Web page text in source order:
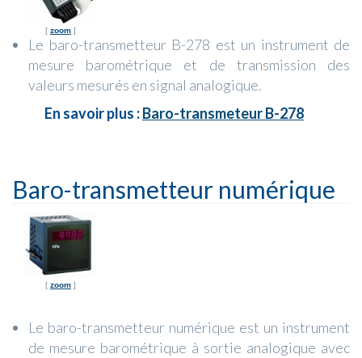
[ zoom ]
Le baro-transmetteur B-278 est un instrument de
mesure barométrique et de transmission des
valeurs mesurés en signal analogique.
En savoir plus :Baro-transmeteur B-278
Baro-transmetteur numérique
[ zoom ]
Le baro-transmetteur numérique est un instrument
de mesure barométrique à sortie analogique avec